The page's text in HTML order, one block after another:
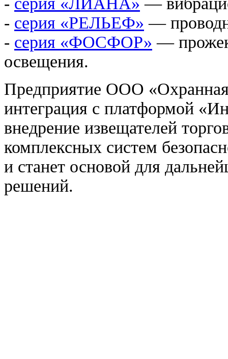
- серия «РЕЛЬЕФ» —
- серия «ФОСФОР» —
освещения.
Предприятие ООО «Охранная
интеграция с платформой
внедрение извещателей
комплексных систем
и станет основой для
решений.